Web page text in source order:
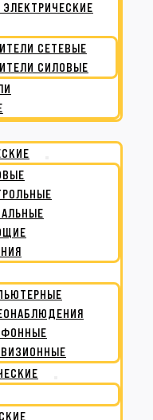
СЕТЕВЫЕ
СИЛОВЫЕ